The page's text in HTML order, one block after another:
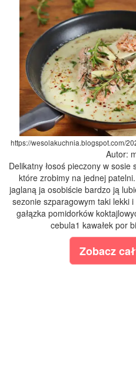
https://wesolakuchnia.blogspot.com/
Autor:
Delikatny łosoś pieczony w
które zrobimy na jednej
jaglaną ja osobiście bardzo ją
sezonie szparagowym taki lekki
gałązka pomidorków
cebula1 kawałek por
Zobacz